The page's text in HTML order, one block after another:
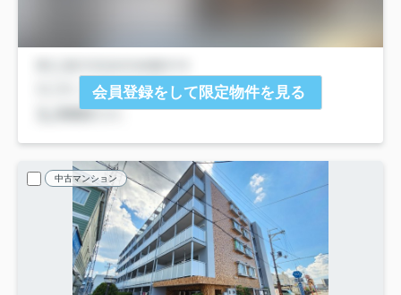
会員登録をして限定物件を見る
中古マンション